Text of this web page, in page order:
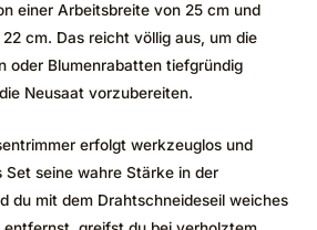
einer Arbeitsbreite von 25 cm und
cm. Das reicht völlig aus, um die
oder Blumenrabatten tiefgründig
Neusaat vorzubereiten.
erfolgt werkzeuglos und
Set seine wahre Stärke in der
du mit dem Drahtschneideseil weiches